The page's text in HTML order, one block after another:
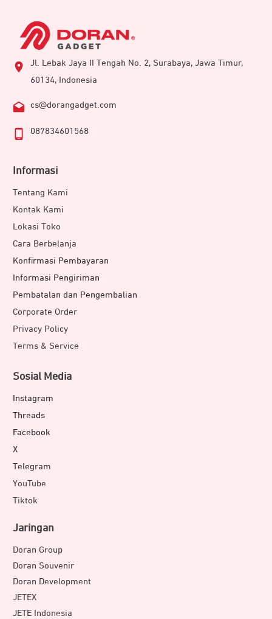
Jl. Lebak Jaya II Tengah No. 2, Surabaya, Jawa Timur,
60134, Indonesia
cs@dorangadget.com
087834601568
Informasi
Tentang Kami
Kontak Kami
Lokasi Toko
Cara Berbelanja
Konfirmasi Pembayaran
Informasi Pengiriman
Pembatalan dan Pengembalian
Corporate Order
Privacy Policy
Terms & Service
Sosial Media
Instagram
Threads
Facebook
X
Telegram
YouTube
Tiktok
Jaringan
Doran Group
Doran Souvenir
Doran Development
JETEX
JETE Indonesia